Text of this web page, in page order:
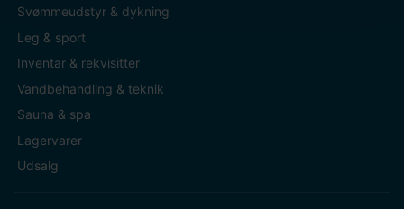
Svømmeudstyr & dykning
Leg & sport
Inventar & rekvisitter
Vandbehandling & teknik
Sauna & spa
Lagervarer
Udsalg